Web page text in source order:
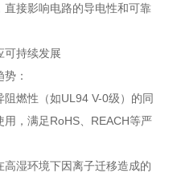
接影响电路的导电性和可靠
持续发展
：
燃性（如UL94 V-0级）的同
，满足RoHS、REACH等严
湿环境下因离子迁移造成的